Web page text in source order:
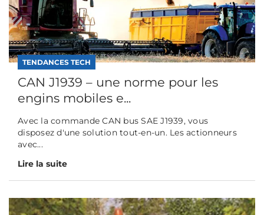
TENDANCES TECH
CAN J1939 – une norme pour les
engins mobiles e...
Avec la commande CAN bus SAE J1939, vous
disposez d'une solution tout-en-un. Les actionneurs
avec...
Lire la suite